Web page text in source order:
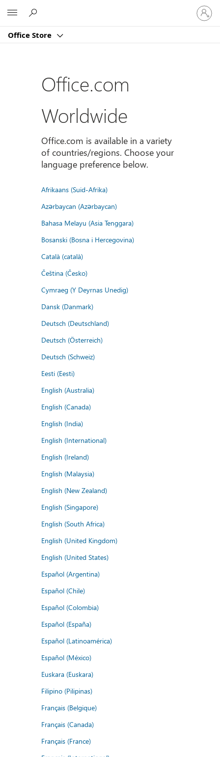
Office Store
Sign
in
to
account
Office.com
Worldwide
Office.com is available in a variety
of countries/regions. Choose your
language preference below.
Afrikaans (Suid-Afrika)
Azərbaycan (Azərbaycan)
Bahasa Melayu (Asia Tenggara)
Bosanski (Bosna i Hercegovina)
Català (català)
Čeština (Česko)
Cymraeg (Y Deyrnas Unedig)
Dansk (Danmark)
Deutsch (Deutschland)
Deutsch (Österreich)
Deutsch (Schweiz)
Eesti (Eesti)
English (Australia)
English (Canada)
English (India)
English (International)
English (Ireland)
English (Malaysia)
English (New Zealand)
English (Singapore)
English (South Africa)
English (United Kingdom)
English (United States)
Español (Argentina)
Español (Chile)
Español (Colombia)
Español (España)
Español (Latinoamérica)
Español (México)
Euskara (Euskara)
Filipino (Pilipinas)
Français (Belgique)
Français (Canada)
Français (France)